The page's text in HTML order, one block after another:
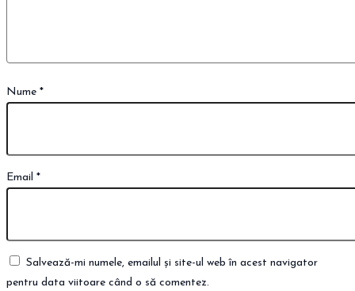
Nume *
Email *
Salvează-mi numele, emailul și site-ul web în acest navigator
pentru data viitoare când o să comentez.